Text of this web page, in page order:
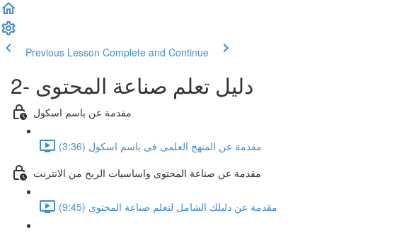
Previous Lesson Complete and Continue
2- دليل تعلم صناعة المحتوى
مقدمة عن باسم اسكول
مقدمة عن المنهج العلمى فى باسم اسكول (3:36)
مقدمة عن صناعة المحتوى واساسيات الربح من الانترنت
مقدمة عن دليلك الشامل لتعلم صناعة المحتوى (9:45)